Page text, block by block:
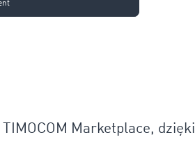
Marketplace, dzięki